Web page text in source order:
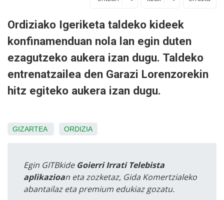
Ordiziako Igeriketa taldeko kideek
konfinamenduan nola lan egin duten
ezagutzeko aukera izan dugu. Taldeko
entrenatzailea den Garazi Lorenzorekin
hitz egiteko aukera izan dugu.
GIZARTEA ORDIZIA
Egin GITBkide Goierri Irrati Telebista
aplikazioan eta zozketaz, Gida Komertzialeko
abantailaz eta premium edukiaz gozatu.